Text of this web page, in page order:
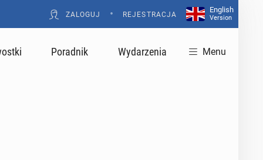
ZALOGUJ • REJESTRACJA
English
Version
Poradnik Wydarzenia Menu